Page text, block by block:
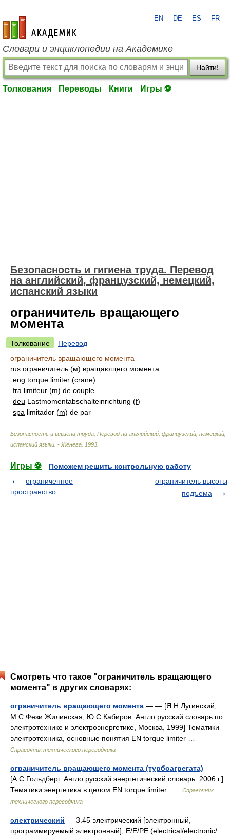
academic.ru
EN DE ES FR
Словари и энциклопедии на Академике
Найти!
Толкования Переводы Книги Игры ⚽
Безопасность и гигиена труда. Перевод
на английский, французский, немецкий,
испанский языки
ограничитель вращающего
момента
Толкование
Перевод
ограничитель вращающего момента
rus ограничитель (м) вращающего момента
eng torque limiter (crane)
fra limiteur (m) de couple
deu Lastmomentabschalteinrichtung (f)
spa limitador (m) de par
Безопасность и гигиена труда. Перевод на английский, французский, немецкий,
испанский языки. - Женева 1993
Игры ⚽
Поможем решить контрольную работу
ограниченное
пространство
ограничитель высоты
подъема
Смотреть что такое "ограничитель вращающего
момента" в других словарях:
ограничитель вращающего момента — — [Я.Н.Лугинский,
М.С.Фези Жилинская, Ю.С.Кабиров. Англо русский словарь по
электротехнике и электроэнергетике, Москва, 1999] Тематики
электротехника, основные понятия EN torque limiter …
Справочник технического переводчика
ограничитель вращающего момента (турбоагрегата) — —
[А.С.Гольдберг. Англо русский энергетический словарь. 2006 г.]
Тематики энергетика в целом EN torque limiter …
Справочник
технического переводчика
электрический — 3.45 электрический [электронный,
программируемый электронный]; Е/Е/РЕ (electrical/electronic/